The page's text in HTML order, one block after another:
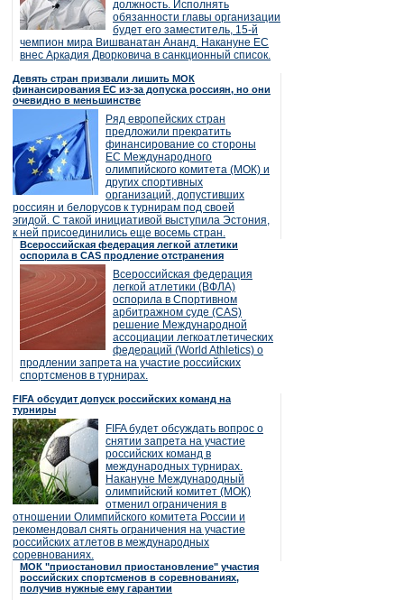
должность. Исполнять
обязанности главы организации
будет его заместитель, 15-й
чемпион мира Вишванатан Ананд. Накануне ЕС
внес Аркадия Дворковича в санкционный список.
Девять стран призвали лишить МОК
финансирования ЕС из-за допуска россиян, но они
очевидно в меньшинстве
Ряд европейских стран
предложили прекратить
финансирование со стороны
ЕС Международного
олимпийского комитета (МОК) и
других спортивных
организаций, допустивших
россиян и белорусов к турнирам под своей
эгидой. С такой инициативой выступила Эстония,
к ней присоединились еще восемь стран.
Всероссийская федерация легкой атлетики
оспорила в CAS продление отстранения
Всероссийская федерация
легкой атлетики (ВФЛА)
оспорила в Спортивном
арбитражном суде (CAS)
решение Международной
ассоциации легкоатлетических
федераций (World Athletics) о
продлении запрета на участие российских
спортсменов в турнирах.
FIFA обсудит допуск российских команд на
турниры
FIFA будет обсуждать вопрос о
снятии запрета на участие
российских команд в
международных турнирах.
Накануне Международный
олимпийский комитет (МОК)
отменил ограничения в
отношении Олимпийского комитета России и
рекомендовал снять ограничения на участие
российских атлетов в международных
соревнованиях.
МОК "приостановил приостановление" участия
российских спортсменов в соревнованиях,
получив нужные ему гарантии